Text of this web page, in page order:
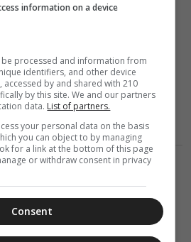
Εβδομάδα
Ηγούμενου της Ι. Μ. Θάρρι Ρόδου
information on a device
processed and information from
identifiers, and other device
by and shared with 210
by this site. We and our partners
data. List of partners.
your personal data on the basis
you can object to by managing
for a link at the bottom of this page
or withdraw consent in privacy
Consent